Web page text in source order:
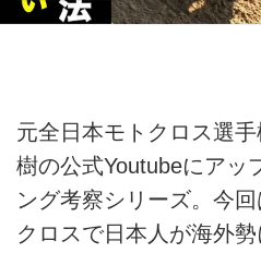
元全日本モトクロス選
樹の公式Youtubeにアッ
ング考察シリーズ。今
クロスで日本人が海外